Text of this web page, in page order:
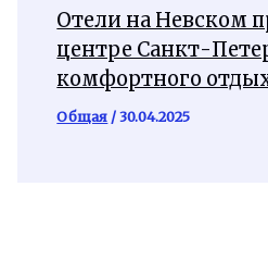
Отели на Невском
центре Санкт-
комфортного
Общая /30.04.2025